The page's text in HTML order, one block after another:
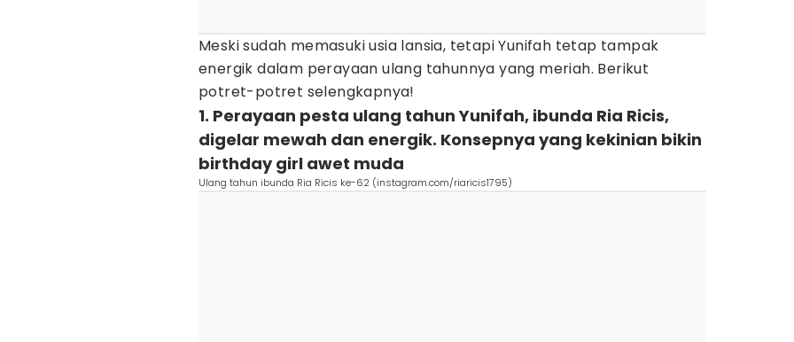
Meski sudah memasuki usia lansia, tetapi Yunifah tetap tampak
energik dalam perayaan ulang tahunnya yang meriah. Berikut
potret-potret selengkapnya!
1. Perayaan pesta ulang tahun Yunifah, ibunda Ria Ricis,
digelar mewah dan energik. Konsepnya yang kekinian bikin
birthday girl awet muda
Ulang tahun ibunda Ria Ricis ke-62 (instagram.com/riaricis1795)